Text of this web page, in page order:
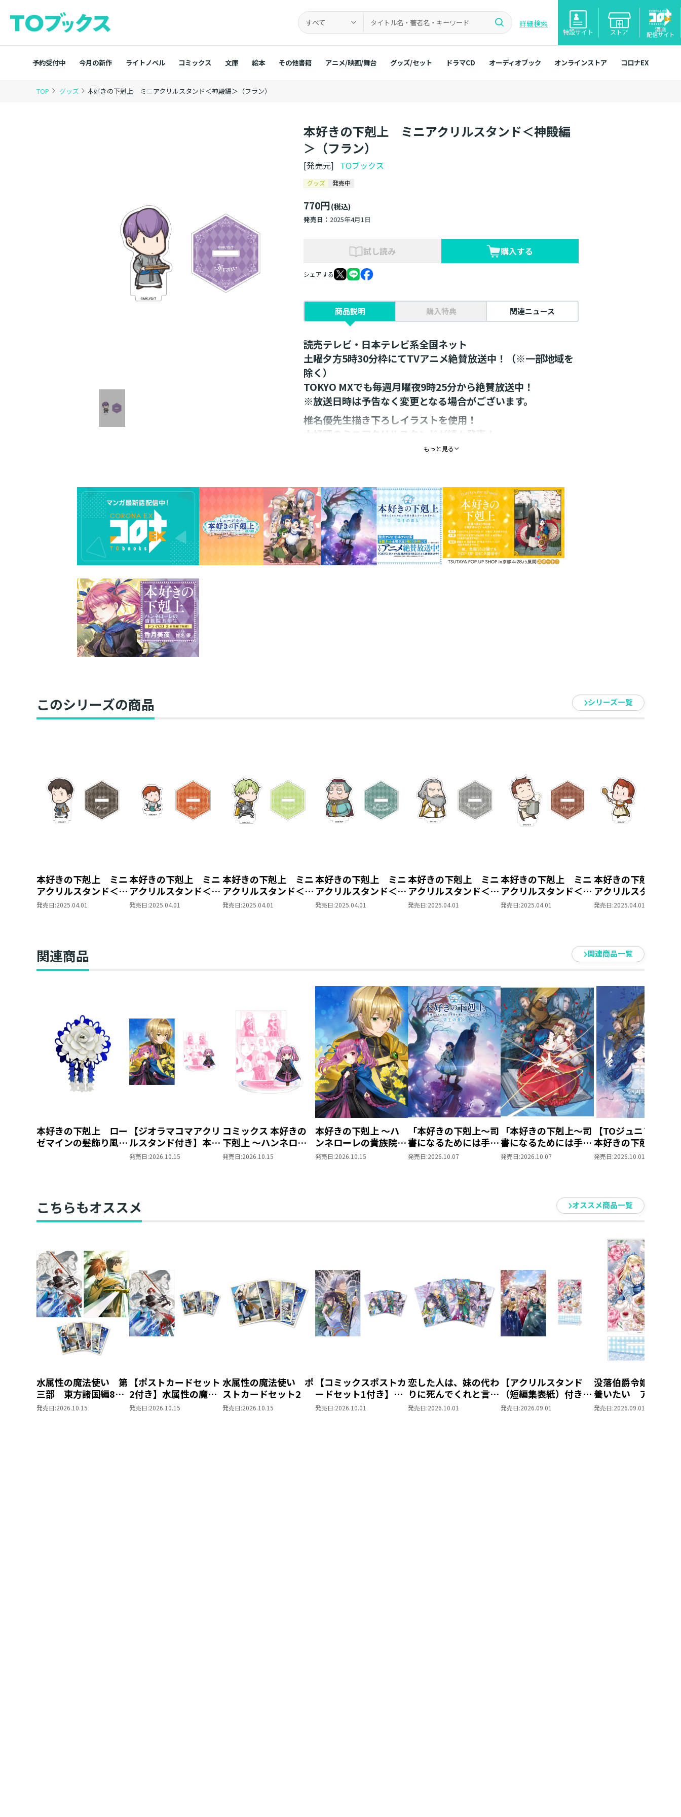
すべて 詳細検索
特設サイト ストア 漫画
配信サイト
予約受付中 今月の新作 ライトノベル コミックス 文庫 絵本 その他書籍 アニメ/映画/舞台 グッズ/セット ドラマCD オーディオブック オンラインストア コロナEX
TOP グッズ 本好きの下剋上 ミニアクリルスタンド＜神殿編＞（フラン）
本好きの下剋上 ミニアクリルスタンド＜神殿編
＞（フラン）
[発売元] TOブックス
グッズ 発売中
770円(税込)
発売日：2025年4月1日
試し読み 購入する
シェアする
商品説明 購入特典 関連ニュース
読売テレビ・日本テレビ系全国ネット
土曜夕方5時30分枠にてTVアニメ絶賛放送中！（※一部地域を
除く）
TOKYO MXでも毎週月曜夜9時25分から絶賛放送中！
※放送日時は予告なく変更となる場合がございます。
椎名優先生描き下ろしイラストを使用！
大好評のミニアクリルスタンドが続々発売！
新作19種です。
台座の組み合わせパターンは無限大！
お好きなキャラクターを組み合わせてお楽しみください！
素材：アクリル
サイズ：約70mm（全長）
イラスト：椎名優
もっと見る
このシリーズの商品 シリーズ一覧
本好きの下剋上 ミニ
アクリルスタンド＜神
殿編＞（ザーム）
発売日:2025.04.01
本好きの下剋上 ミニ
アクリルスタンド＜神
殿編＞（ディルク）
発売日:2025.04.01
本好きの下剋上 ミニ
アクリルスタンド＜神
殿編＞（シキコーザ）
発売日:2025.04.01
本好きの下剋上 ミニ
アクリルスタンド＜神
殿編＞（ビンデバルト
発売日:2025.04.01
本好きの下剋上 ミニ
アクリルスタンド＜神
殿編＞（ベーゼヴァン
発売日:2025.04.01
本好きの下剋上 ミニ
アクリルスタンド＜神
殿編＞（フーゴ）
発売日:2025.04.01
本好きの下剋上 ミ
アクリルスタンド＜
殿編＞（エラ）
発売日:2025.04.01
関連商品 関連商品一覧
本好きの下剋上 ロー
ゼマインの髪飾り風ブ
【ジオラマコマアクリ
ルスタンド付き】本好
きの下剋上 ～ハンネ
ス）
発売日:2026.10.15
コミックス 本好きの
下剋上 ～ハンネロー
レの貴族院五年生～
発売日:2026.10.15
本好きの下剋上 ～ハ
ンネローレの貴族院五
年生～ 「恋してみた
発売日:2026.10.15
「本好きの下剋上～司
書になるためには手段
を選んでいられません
発売日:2026.10.07
「本好きの下剋上～司
書になるためには手段
を選んでいられません
発売日:2026.10.07
【TOジュニア文庫】
本好きの下剋上 第
部 領主の養女１０
発売日:2026.10.01
こちらもオススメ オススメ商品一覧
水属性の魔法使い 第
三部 東方諸国編8
同時発売まとめ買いセ
発売日:2026.10.15
【ポストカードセット
2付き】水属性の魔法
使い 第三部 東方諸
発売日:2026.10.15
水属性の魔法使い ポ
ストカードセット2
発売日:2026.10.15
【コミックスポストカ
ードセット1付き】恋
した人は、妹の代わり
発売日:2026.10.01
恋した人は、妹の代わ
りに死んでくれと言っ
た。＠COMIC ポス
発売日:2026.10.01
【アクリルスタンド
（短編集表紙）付き】
没落伯爵令嬢は家族を
発売日:2026.09.01
没落伯爵令嬢は家族
養いたい アクリル
タンド（短編集表紙
発売日:2026.09.01